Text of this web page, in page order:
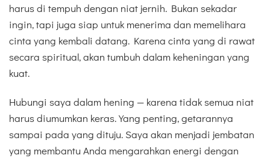
harus di tempuh dengan niat jernih. Bukan sekadar
ingin, tapi juga siap untuk menerima dan memelihara
cinta yang kembali datang. Karena cinta yang di rawat
secara spiritual, akan tumbuh dalam keheningan yang
kuat.
Hubungi saya dalam hening — karena tidak semua niat
harus diumumkan keras. Yang penting, getarannya
sampai pada yang dituju. Saya akan menjadi jembatan
yang membantu Anda mengarahkan energi dengan